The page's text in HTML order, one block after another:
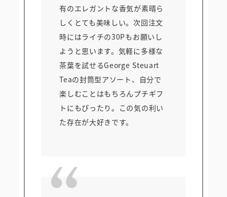
有のエレガントな香気が素晴ら
しくとても美味しい。次回注文
時にはライチの30Pもお願いし
ようと思います。気軽に多様な
茶葉を試せるGeorge Steuart
Teaの封筒型アソート、自分で
楽しむことはもちろんプチギフ
トにもぴったり。この気の利い
た存在が大好きです。